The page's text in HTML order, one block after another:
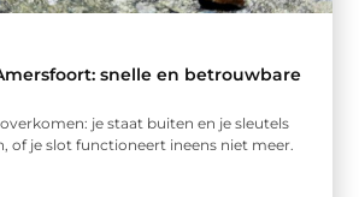
snelle en betrouwbare
je staat buiten en je sleutels
of je slot functioneert ineens niet meer.